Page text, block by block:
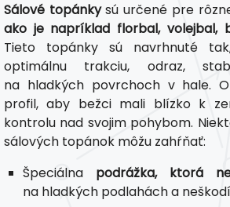
Sálové topánkysú určené pre
ako je napríklad florbal, volejbal,
Tieto topánky sú navrhnuté
optimálnu trakciu, odraz,
na hladkých povrchoch v hale.
profil, aby bežci mali blízko k
kontrolu nad svojim pohybom.
sálových topánok môžu zahŕňať:
Špeciálna podrážka, ktorá
na hladkých podlahách a